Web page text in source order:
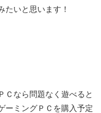
たいと思います！
Ｃなら問題なく遊べると
ーミングＰＣを購入予定